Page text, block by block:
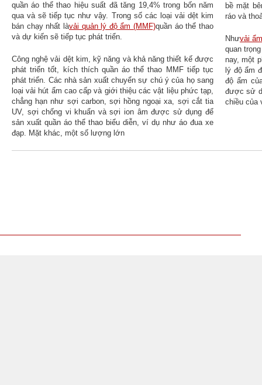
quần áo thể thao hiệu suất đã tăng 19,4% trong bốn năm
qua và sẽ tiếp tục như vậy. Trong số các loại vải dệt kim
bán chạy nhất làvải quản lý độ ẩm (MMF)quần áo thể thao
và dự kiến ​​sẽ tiếp tục phát triển.
Công nghệ vải dệt kim, kỹ năng và khả năng thiết kế được
phát triển tốt, kích thích quần áo thể thao MMF tiếp tục
phát triển. Các nhà sản xuất chuyển sự chú ý của họ sang
loại vải hút ẩm cao cấp và giới thiệu các vật liệu phức tạp,
chẳng hạn như sợi carbon, sợi hồng ngoại xa, sợi cắt tia
UV, sợi chống vi khuẩn và sợi ion âm được sử dụng để
sản xuất quần áo thể thao biểu diễn, ví dụ như áo đua xe
đạp. Mặt khác, một số lượng lớn
bề mặt
ráo và
Nhưvải
quan
nay, một
lý độ ẩm
độ ẩm
được sử
chiều của